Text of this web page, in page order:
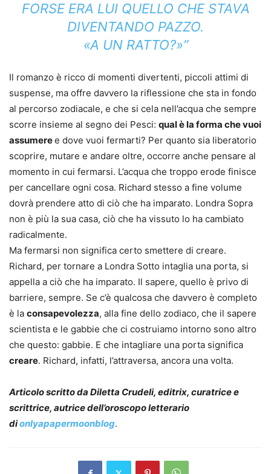
FORSE ERA LUI QUELLO CHE STAVA
DIVENTANDO PAZZO.
«A UN RATTO?»”
Il romanzo è ricco di momenti divertenti, piccoli attimi di
suspense, ma offre davvero la riflessione che sta in fondo
al percorso zodiacale, e che si cela nell’acqua che sempre
scorre insieme al segno dei Pesci: qual è la forma che vuoi
assumeree dove vuoi fermarti? ​Per quanto sia liberatorio
scoprire, mutare e andare oltre, occorre anche pensare al
momento in cui fermarsi. L’acqua che troppo erode finisce
per cancellare ogni cosa. Richard stesso a fine volume
dovrà prendere atto di ciò che ha imparato. Londra Sopra
non è più la sua casa, ciò che ha vissuto lo ha cambiato
radicalmente. ​
Ma fermarsi non significa certo smettere di creare.
Richard, per tornare a Londra Sotto intaglia una porta, si
appella a ciò che ha imparato. Il sapere, quello è privo di
barriere, sempre. Se c’è qualcosa che davvero è completo
è la consapevolezza, alla fine dello zodiaco, che il sapere
scientista e le gabbie che ci costruiamo intorno sono altro
che questo: gabbie. E che intagliare una porta significa
creare. Richard, infatti, l’attraversa, ancora una volta.
Articolo scritto da Diletta Crudeli, editrix, curatrice e
scrittrice, autrice dell’oroscopo letterario
dionlyapapermoonblog.